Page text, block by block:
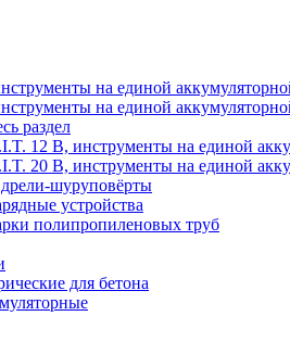
на единой
на единой
раздел
12 В, инструменты на единой
20 В, инструменты на единой
шуруповёрты
устройства
полипропиленовых труб
для бетона